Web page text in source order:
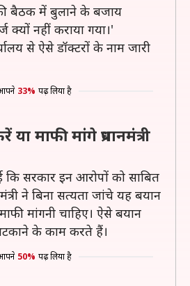
बैठक में बुलाने के बजाय
क्यों नहीं कराया गया।'
से ऐसे डॉक्टरों के नाम जारी
33% पढ़ लिया है
माफी मांगे प्रधानमंत्री
सरकार इन आरोपों को साबित
ने बिना सत्यता जांचे यह बयान
मांगनी चाहिए। ऐसे बयान
के काम करते हैं।
50% पढ़ लिया है